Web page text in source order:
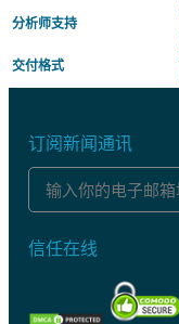
分析师支持
交付格式
订阅新闻通讯
信任在线